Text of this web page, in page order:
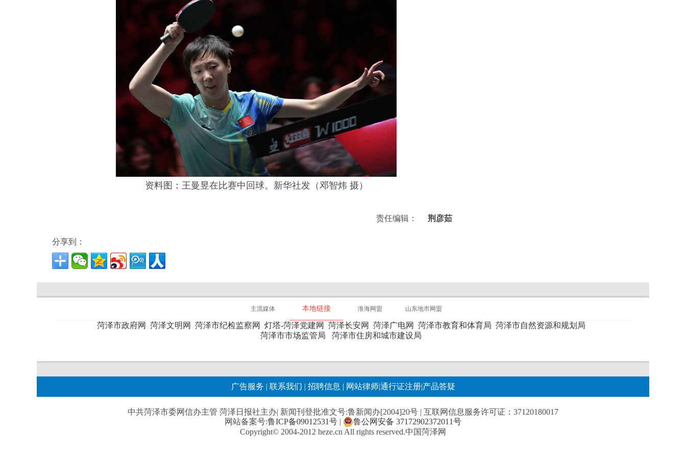
资料图：王曼昱在比赛中回球。新华社发（邓智炜 摄）
责任编辑： 荆彦茹
分享到：
主流媒体 本地链接 淮海网盟 山东地市网盟
菏泽市政府网 菏泽文明网 菏泽市纪检监察网 灯塔-菏泽党建网 菏泽长安网 菏泽广电网 菏泽市教育和体育局 菏泽市自然资源和规划局
菏泽市市场监管局
菏泽市住房和城市建设局
广告服务 | 联系我们 | 招聘信息 | 网站律师|通行证注册|产品答疑
中共菏泽市委网信办主管 菏泽日报社主办| 新闻刊登批准文号:鲁新闻办[2004]20号 | 互联网信息服务许可证：37120180017
网站备案号:鲁ICP备09012531号 |
鲁公网安备 37172902372011号
Copyright© 2004-2012 heze.cn All rights reserved.中国菏泽网